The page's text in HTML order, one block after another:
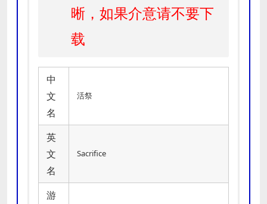
晰，如果介意请不要下
载
中
文
名
活祭
英
文
名
Sacrifice
游